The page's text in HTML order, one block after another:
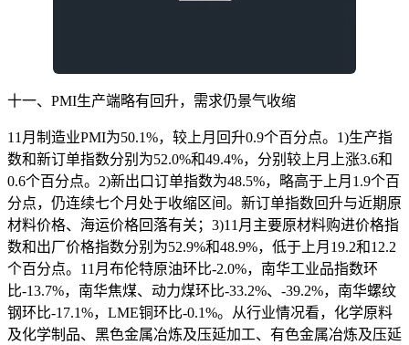
十一、PMI生产端略有回升，需求仍景气收缩
11月制造业PMI为50.1%，较上月回升0.9个百分点。1)生产指
数和新订单指数分别为52.0%和49.4%，分别较上月上涨3.6和
0.6个百分点。2)新出口订单指数为48.5%，略高于上月1.9个百
分点，仍连续七个月处于收缩区间。新订单指数回升与近期原
材料价格、海运价格回落有关；3)11月主要原材料购进价格指
数和出厂价格指数分别为52.9%和48.9%，低于上月19.2和12.2
个百分点。11月布伦特原油环比-2.0%，南华工业品指数环
比-13.7%，南华焦煤、动力煤环比-33.2%、-39.2%，南华螺纹
钢环比-17.1%，LME铜环比-0.1%。从行业情况看，化学原料
及化学制品、黑色金属冶炼及压延加工、有色金属冶炼及压延